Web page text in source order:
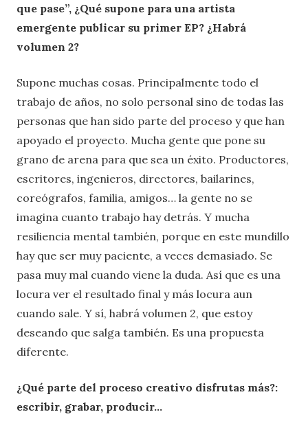
que pase”, ¿Qué supone para una artista
emergente publicar su primer EP? ¿Habrá
volumen 2?
Supone muchas cosas. Principalmente todo el
trabajo de años, no solo personal sino de todas las
personas que han sido parte del proceso y que han
apoyado el proyecto. Mucha gente que pone su
grano de arena para que sea un éxito. Productores,
escritores, ingenieros, directores, bailarines,
coreógrafos, familia, amigos… la gente no se
imagina cuanto trabajo hay detrás. Y mucha
resiliencia mental también, porque en este mundillo
hay que ser muy paciente, a veces demasiado. Se
pasa muy mal cuando viene la duda. Así que es una
locura ver el resultado final y más locura aun
cuando sale. Y sí, habrá volumen 2, que estoy
deseando que salga también. Es una propuesta
diferente.
¿Qué parte del proceso creativo disfrutas más?:
escribir, grabar, producir…